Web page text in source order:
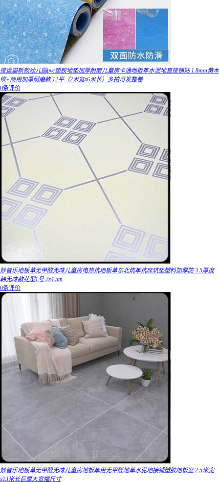
接运猫新款幼儿园pvc塑胶地垫加厚耐磨儿童房卡通地板革水泥地直接铺贴 1.8mm黄木
纹+商用加厚耐磨款 12平（2米宽x6米长）多拍可发整卷
0条评价
妙普乐地板革无甲醛无味儿童房电热炕地板革东北炕革炕席炕垫塑料加厚防 3.5厚度
韩无味款花型1号 2x4.5m
0条评价
妙普乐地板革无甲醛无味儿童房地板革用无甲醛地革水泥地接铺塑胶地板室 2.5米宽
x13米长巨厚大宽幅尺寸